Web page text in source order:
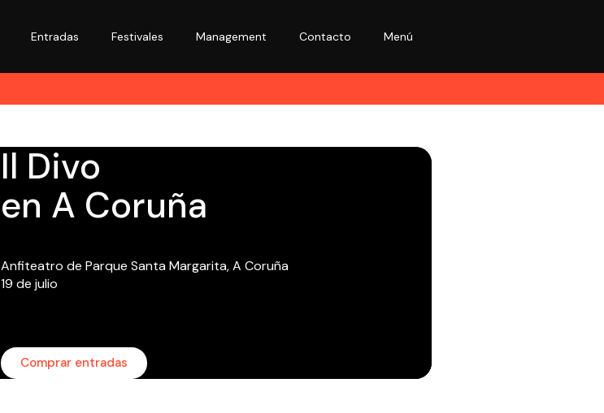
Entradas Festivales Management Contacto Menú
Il Divo
en A Coruña
Anfiteatro de Parque Santa Margarita, A Coruña
19 de julio
Comprar entradas